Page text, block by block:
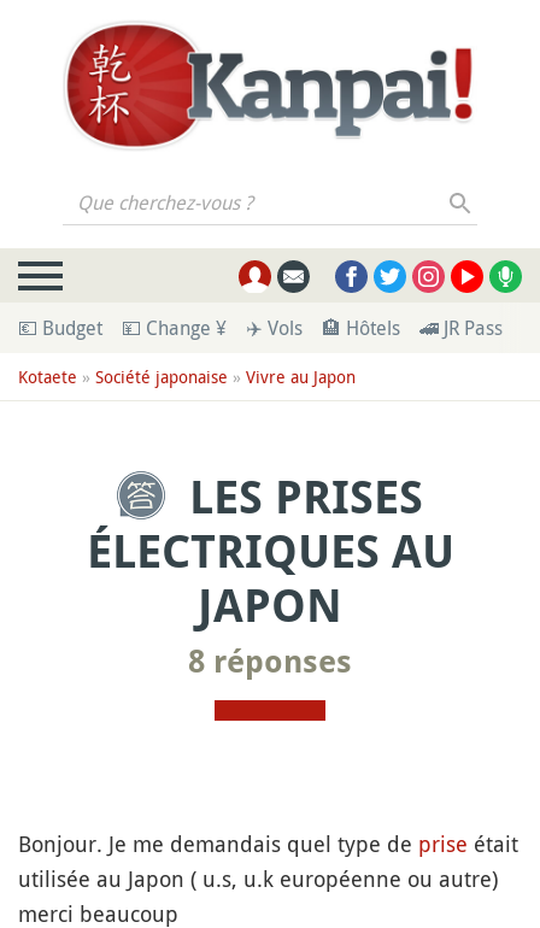
Que cherchez-vous ?
💶 Budget 💴 Change ¥ ✈️ Vols 🏨 Hôtels 🚄 JR Pass
Kotaete » Société japonaise » Vivre au Japon
LES PRISES
ÉLECTRIQUES AU
JAPON
8 réponses
Bonjour. Je me demandais quel type de prise était
utilisée au Japon ( u.s, u.k européenne ou autre)
merci beaucoup